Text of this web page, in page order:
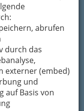
abrufen
durch das
externer (embed)
und
auf Basis von
durch
Rauchschutz-,
oder
Diese
spezielle
Türen